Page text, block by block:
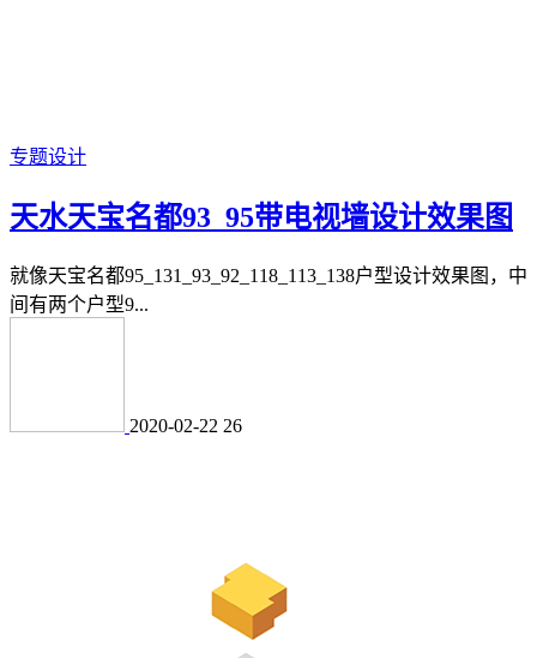
专题设计
天水天宝名都93_95带电视墙设计效果图
就像天宝名都95_131_93_92_118_113_138户型设计效果图，中
间有两个户型9...
2020-02-22 26